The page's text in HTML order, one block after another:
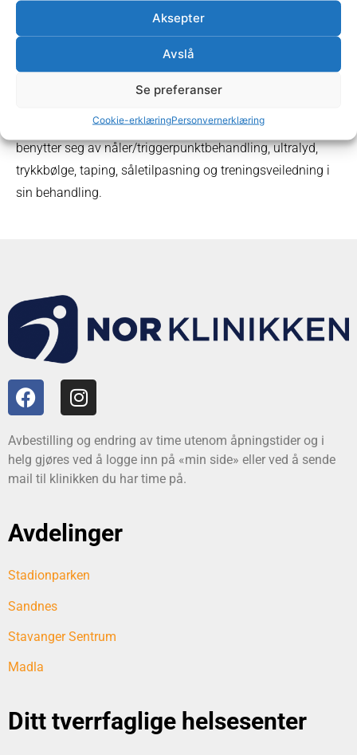
Aksepter
Avslå
Se preferanser
Cookie-erklæringPersonvernerklæring
spesielt interessert i opptrening og rehabilitering av
Spesielt interessert i skulder, knær og rygg. Monica
benytter seg av nåler/triggerpunktbehandling, ultralyd,
trykkbølge, taping, såletilpasning og treningsveiledning i
sin behandling.
Avbestilling og endring av time utenom åpningstider og i
helg gjøres ved å logge inn på «min side» eller ved å sende
mail til klinikken du har time på.
Avdelinger
Stadionparken
Sandnes
Stavanger Sentrum
Madla
Ditt tverrfaglige helsesenter